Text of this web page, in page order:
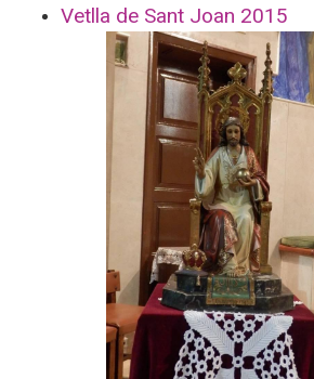
Vetlla de Sant Joan 2015